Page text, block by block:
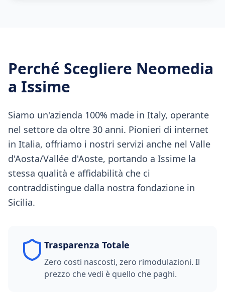
Perché Scegliere Neomedia
a Issime
Siamo un'azienda 100% made in Italy, operante
nel settore da oltre 30 anni. Pionieri di internet
in Italia, offriamo i nostri servizi anche nel Valle
d'Aosta/Vallée d'Aoste, portando a Issime la
stessa qualità e affidabilità che ci
contraddistingue dalla nostra fondazione in
Sicilia.
Trasparenza Totale
Zero costi nascosti, zero rimodulazioni. Il
prezzo che vedi è quello che paghi.